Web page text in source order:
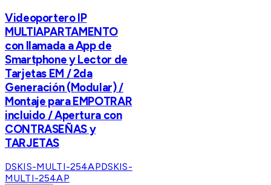
Videoportero IP
MULTIAPARTAMENTO
con llamada a App de
Smartphone y Lector de
Tarjetas EM / 2da
Generación (Modular) /
Montaje para EMPOTRAR
incluido / Apertura con
CONTRASEÑAS y
TARJETAS
DSKIS-MULTI-254APDSKIS-
MULTI-254AP